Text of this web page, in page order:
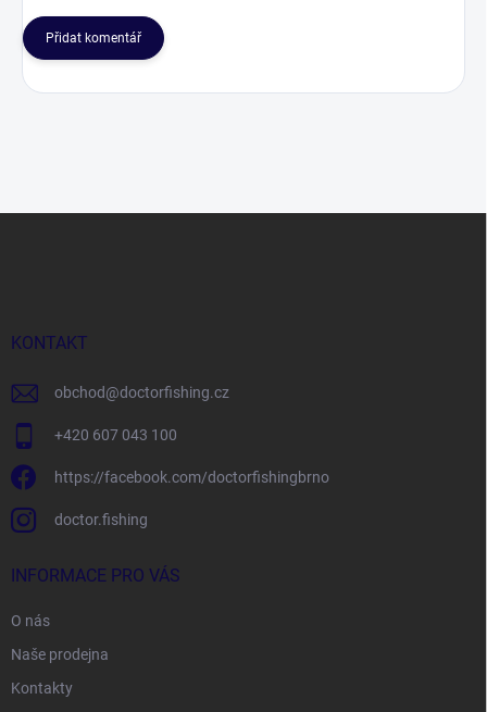
Přidat komentář
KONTAKT
obchod@doctorfishing.cz
+420 607 043 100
https://facebook.com/doctorfishingbrno
doctor.fishing
INFORMACE PRO VÁS
O nás
Naše prodejna
Kontakty